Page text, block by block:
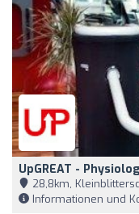
UpGREAT -
28,8km,
Informationen und